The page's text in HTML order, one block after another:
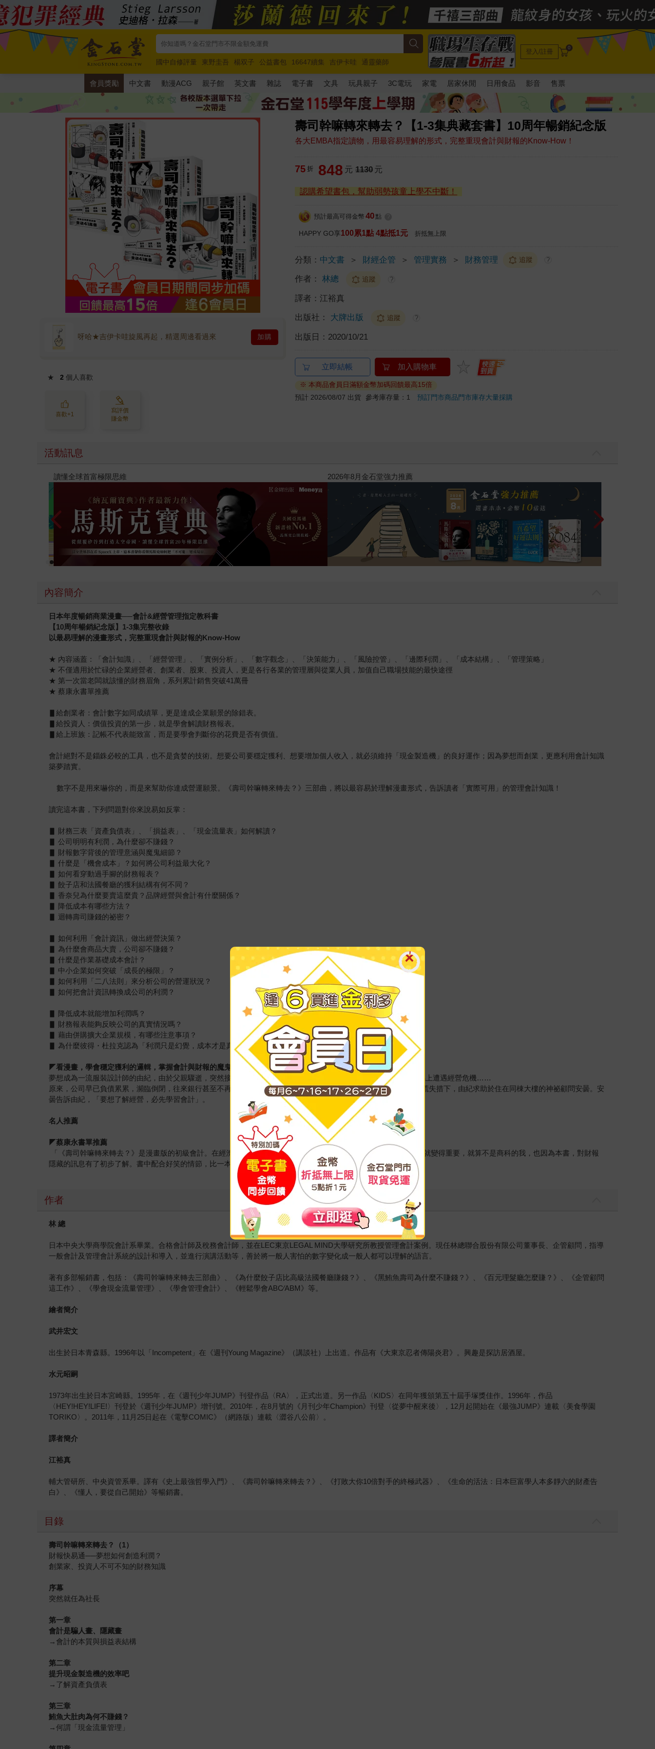
國中自修評量 東野圭吾 楊双子 公益書包 16647續集 吉伊卡哇
通靈藥師
唯紅花綻放
奧德賽 路邊攤新作 馬斯克 玩具總動員5 超慢跑
登入/註冊 0
會員獎勵 中文書 動漫ACG 親子館 英文書 雜誌 電子書 文具 玩具親子 3C電玩 家電 居家休閒 日用食品 影音 售票
壽司幹嘛轉來轉去？【1-3集典藏套書】10周年暢銷紀念版
各大EMBA指定讀物，用最容易理解的形式，完整重現會計與財報的Know-How！
呀哈★吉伊卡哇旋風再起，精選周邊看過來 加購
★ 2 個人喜歡
喜歡+1
寫評價
賺金幣
75 折 848 元 1130 元
認購希望書包，幫助弱勢孩童上學不中斷！
預計最高可得金幣 40 點
HAPPY GO享100累1點 4點抵1元 折抵無上限
分類： 中文書 ＞ 財經企管 ＞ 管理實務 ＞ 財務管理 追蹤 ?
作者： 林總 追蹤 ?
譯者： 江裕真
出版社： 大牌出版 追蹤 ?
出版日： 2020/10/21
立即結帳 加入購物車
※ 本商品會員日滿額金幣加碼回饋最高15倍
預計 2026/08/07 出貨 參考庫存量：1預訂門市商品門市庫存大量採購
活動訊息
【父親節禮物展】5折起，滿888送88點金幣 閱讀漫遊錄-2026上半年暢銷榜
內容簡介
日本年度暢銷商業漫畫──會計&經營管理指定教科書
【10周年暢銷紀念版】1-3集完整收錄
以最易理解的漫畫形式，完整重現會計與財報的Know-How
★ 內容涵蓋：「會計知識」、「經營管理」、「實例分析」、「數字觀念」、「決策能力」、「風險控管」、「邊際利潤」、「成本結構」、「管理策略」
★ 不僅適用於忙碌的企業經營者、創業者、股東、投資人，更是各行各業的管理層與從業人員，加值自己職場技能的最快途徑
★ 第一次當老闆就該懂的財務眉角，系列累計銷售突破41萬冊
★ 蔡康永書單推薦
▋給創業者：會計數字如同成績單，更是達成企業願景的除錯表。
▋給投資人：價值投資的第一步，就是學會解讀財務報表。
▋給上班族：記帳不代表能致富，而是要學會判斷你的花費是否有價值。
會計絕對不是錙銖必較的工具，也不是貪婪的技術。想要公司要穩定獲利、想要增加個人收入，就必須維持「現金製造機」的良好運作；因為夢想而創業，更應利用會計知識
築夢踏實。
數字不是用來嚇你的，而是來幫助你達成營運願景。《壽司幹嘛轉來轉去？》三部曲，將以最容易於理解漫畫形式，告訴讀者「實際可用」的管理會計知識！
讀完這本書，下列問題對你來說易如反掌：
▋ 財務三表「資產負債表」、「損益表」、「現金流量表」如何解讀？
▋ 公司明明有利潤，為什麼卻不賺錢？
▋ 財報數字背後的管理意涵與魔鬼細節？
▋ 什麼是「機會成本」？如何將公司利益最大化？
▋ 如何看穿動過手腳的財務報表？
▋ 餃子店和法國餐廳的獲利結構有何不同？
▋ 香奈兒為什麼要賣這麼貴？品牌經營與會計有什麼關係？
▋ 降低成本有哪些方法？
▋ 迴轉壽司賺錢的祕密？
▋ 如何利用「會計資訊」做出經營決策？
▋ 為什麼會商品大賣，公司卻不賺錢？
▋ 什麼是作業基礎成本會計？
▋ 中小企業如何突破「成長的極限」？
▋ 如何利用「二八法則」來分析公司的營運狀況？
▋ 如何把會計資訊轉換成公司的利潤？
▋ 降低成本就能增加利潤嗎？
▋ 財務報表能夠反映公司的真實情況嗎？
▋ 藉由併購擴大企業規模，有哪些注意事項？
▋ 為什麼彼得・杜拉克認為「利潤只是幻覺，成本才是真實」？
◤看漫畫，學會穩定獲利的邏輯，掌握會計與財報的魔鬼細節
夢想成為一流服裝設計師的由紀，由於父親驟逝，突然接下服飾公司「HANNA」社長一職。對經營毫無觀念的她，馬上遭遇經營危機……
原來，公司早已負債累累，瀕臨倒閉，往來銀行甚至不再提供融資，並要求由紀重整組織，以一年為限還清貸款。驚慌失措下，由紀求助於住在同棟大樓的神祕顧問安曇。安
曇告訴由紀，「要想了解經營，必先學習會計」。
名人推薦
◤蔡康永書單推薦
「《壽司幹嘛轉來轉去？》是漫畫版的初級會計。在經濟不景氣的時代，創業者激增，如何將進貨轉換為現金的概念就變得重要，就算不是商科的我，也因為本書，對財報
隱藏的訊息有了初步了解。書中配合好笑的情節，比一本正統的初級會計更容易閱讀，這麼好的書，真是大大推薦！」
作者
林 總
日本中央大學商學院會計系畢業。合格會計師及稅務會計師，並在LEC東京LEGAL MIND大學研究所教授管理會計案例。現任林總聯合股份有限公司董事長、企管顧問，指導
一般會計及管理會計系統的設計和導入，並進行演講活動等，善於將一般人害怕的數字變化成一般人都可以理解的語言。
著有多部暢銷書，包括：《壽司幹嘛轉來轉去三部曲》、《為什麼餃子店比高級法國餐廳賺錢？》、《黑鮪魚壽司為什麼不賺錢？》、《百元理髮廳怎麼賺？》、《企管顧問
這工作》、《學會現金流量管理》、《學會管理會計》、《輕鬆學會ABC∕ABM》等。
繪者簡介
武井宏文
出生於日本青森縣。1996年以「Incompetent」在《週刊Young Magazine》（講談社）上出道。作品有《大東京忍者傳陽炎君》。興趣是探訪居酒屋。
水元昭嗣
1973年出生於日本宮崎縣。1995年，在《週刊少年JUMP》刊登作品〈RA〉，正式出道。另一作品〈KIDS〉在同年獲頒第五十屆手塚獎佳作。1996年，作品
〈HEY!HEY!LIFE!〉刊登於《週刊少年JUMP》增刊號。2010年，在8月號的《月刊少年Champion》刊登〈從夢中醒來後〉，12月起開始在《最強JUMP》連載〈美食學園
TORIKO〉。2011年，11月25日起在《電擊COMIC》（網路版）連載〈澀谷八公前〉。
譯者簡介
江裕真
輔大管研所、中央資管系畢。譯有《史上最強哲學入門》、《壽司幹嘛轉來轉去？》、《打敗大你10倍對手的終極武器》、《生命的活法：日本巨富學人本多靜六的財產告
白》、《懂人，要從自己開始》等暢銷書。
目錄
壽司幹嘛轉來轉去？（1）
財報快易通──夢想如何創造利潤？
創業家、投資人不可不知的財務知識
序幕
突然就任為社長
第一章
會計是騙人畫、隱藏畫
→會計的本質與損益表結構
第二章
提升現金製造機的效率吧
→了解資產負債表
第三章
鮪魚大肚肉為何不賺錢？
→何謂「現金流量管理」